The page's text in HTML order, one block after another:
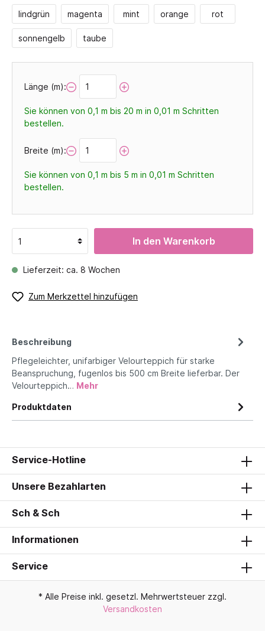
lindgrün magenta mint orange rot
sonnengelb taube
Länge (m):
Sie können von 0,1 m bis 20 m in 0,01 m Schritten
bestellen.
Breite (m):
Sie können von 0,1 m bis 5 m in 0,01 m Schritten
bestellen.
In den Warenkorb
Lieferzeit: ca. 8 Wochen
Zum Merkzettel hinzufügen
Beschreibung
Pflegeleichter, unifarbiger Velourteppich für starke
Beanspruchung, fugenlos bis 500 cm Breite lieferbar. Der
Velourteppich… Mehr
Produktdaten
Service-Hotline
Unsere Bezahlarten
Sch & Sch
Informationen
Service
* Alle Preise inkl. gesetzl. Mehrwertsteuer zzgl.
Versandkosten